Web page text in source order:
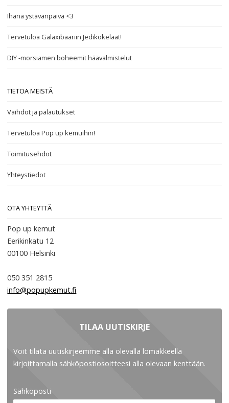
Ihana ystävänpäivä <3
Tervetuloa Galaxibaariin Jedikokelaat!
DIY -morsiamen boheemit häävalmistelut
TIETOA MEISTÄ
Vaihdot ja palautukset
Tervetuloa Pop up kemuihin!
Toimitusehdot
Yhteystiedot
OTA YHTEYTTÄ
Pop up kemut
Eerikinkatu 12
00100 Helsinki
050 351 2815
info@popupkemut.fi
TILAA UUTISKIRJE
Voit tilata uutiskirjeemme alla olevalla lomakkeella
kirjoittamalla sähköpostiosoitteesi alla olevaan kenttään.
Sähköposti